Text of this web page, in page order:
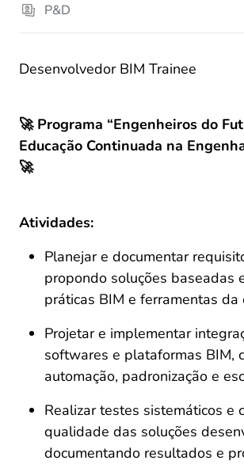
P&D
Desenvolvedor BIM Trainee
🚀 Programa “Engenheiros do
Educação Continuada na
🚀
Atividades:
Planejar e documentar
propondo soluções baseadas
práticas BIM e ferramentas da
Projetar e implementar
softwares e plataformas BIM,
automação, padronização e
Realizar testes sistemáticos e
qualidade das soluções
documentando resultados e